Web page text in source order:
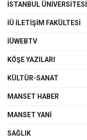
İSTANBUL ÜNIVERSITESI
İÜ İLETIŞIM FAKÜLTESI
İÜWEBTV
KÖŞE YAZILARI
KÜLTÜR-SANAT
MANSET HABER
MANSET YANI
SAĞLIK